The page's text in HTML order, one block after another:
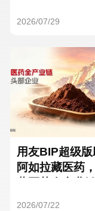
2026/07/29
用友BIP超级版
阿如拉藏医药
2026/07/22